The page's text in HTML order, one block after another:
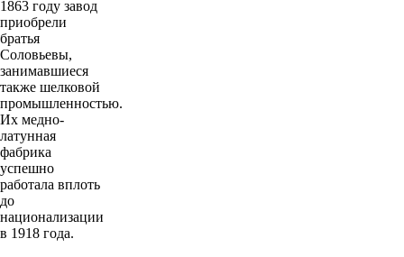
1863 году завод
приобрели
братья
Соловьевы,
занимавшиеся
также шелковой
промышленностью.
Их медно-
латунная
фабрика
успешно
работала вплоть
до
национализации
в 1918 года.